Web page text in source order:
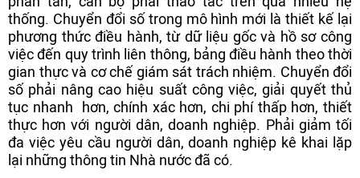
thống. Chuyển đổi số trong mô hình mới là thiết kế lại
phương thức điều hành, từ dữ liệu gốc và hồ sơ công
việc đến quy trình liên thông, bảng điều hành theo thời
gian thực và cơ chế giám sát trách nhiệm. Chuyển đổi
số phải nâng cao hiệu suất công việc, giải quyết thủ
tục nhanh hơn, chính xác hơn, chi phí thấp hơn, thiết
thực hơn với người dân, doanh nghiệp. Phải giảm tối
đa việc yêu cầu người dân, doanh nghiệp kê khai lặp
lại những thông tin Nhà nước đã có.